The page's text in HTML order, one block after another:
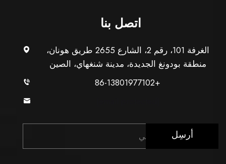
اتصل بنا
الغرفة 101، رقم 2، الشارع 2655 طريق هونان،
منطقة بودونغ الجديدة، مدينة شنغهاي، الصين
+86-13801977102
أرسِل